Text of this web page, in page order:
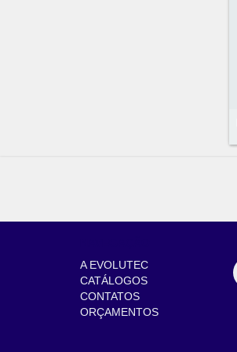
A EVOLUTEC
CATÁLOGOS
CONTATOS
ORÇAMENTOS